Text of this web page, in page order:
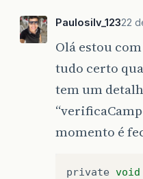
Paulosilv_12322
Olá estou
tudo certo
tem um
momento é
private void